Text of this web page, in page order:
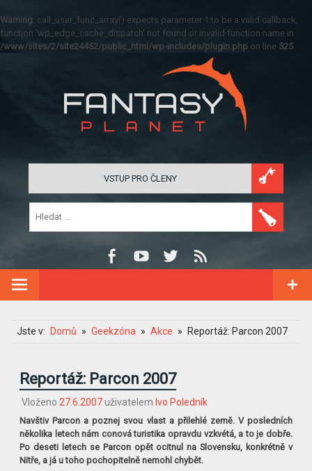
Warning: call_user_func_array() expects parameter 1 to be a valid callback,
function 'wp_edge_cache_dispatch' not found or invalid function name in
/www/sites/2/site24452/public_html/wp-includes/plugin.php on line 525
VSTUP PRO ČLENY
Jste v: Domů Geekzóna Akce Reportáž: Parcon 2007
Reportáž: Parcon 2007
Vloženo 27.6.2007uživatelem Ivo Poledník
Navštiv Parcon a poznej svou vlast a přilehlé země. V posledních
několika letech nám conová turistika opravdu vzkvétá, a to je dobře.
Po deseti letech se Parcon opět ocitnul na Slovensku, konkrétně v
Nitře, a já u toho pochopitelně nemohl chybět.